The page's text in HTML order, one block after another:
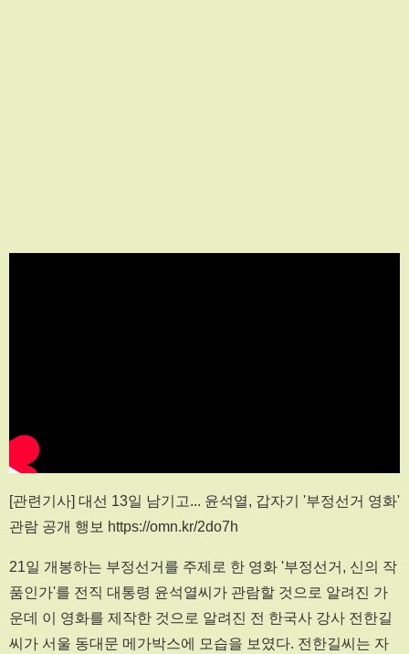
[관련기사] 대선 13일 남기고... 윤석열, 갑자기 '부정선거 영화'
관람 공개 행보 https://omn.kr/2do7h
21일 개봉하는 부정선거를 주제로 한 영화 '부정선거, 신의 작
품인가'를 전직 대통령 윤석열씨가 관람할 것으로 알려진 가
운데 이 영화를 제작한 것으로 알려진 전 한국사 강사 전한길
씨가 서울 동대문 메가박스에 모습을 보였다. 전한길씨는 자